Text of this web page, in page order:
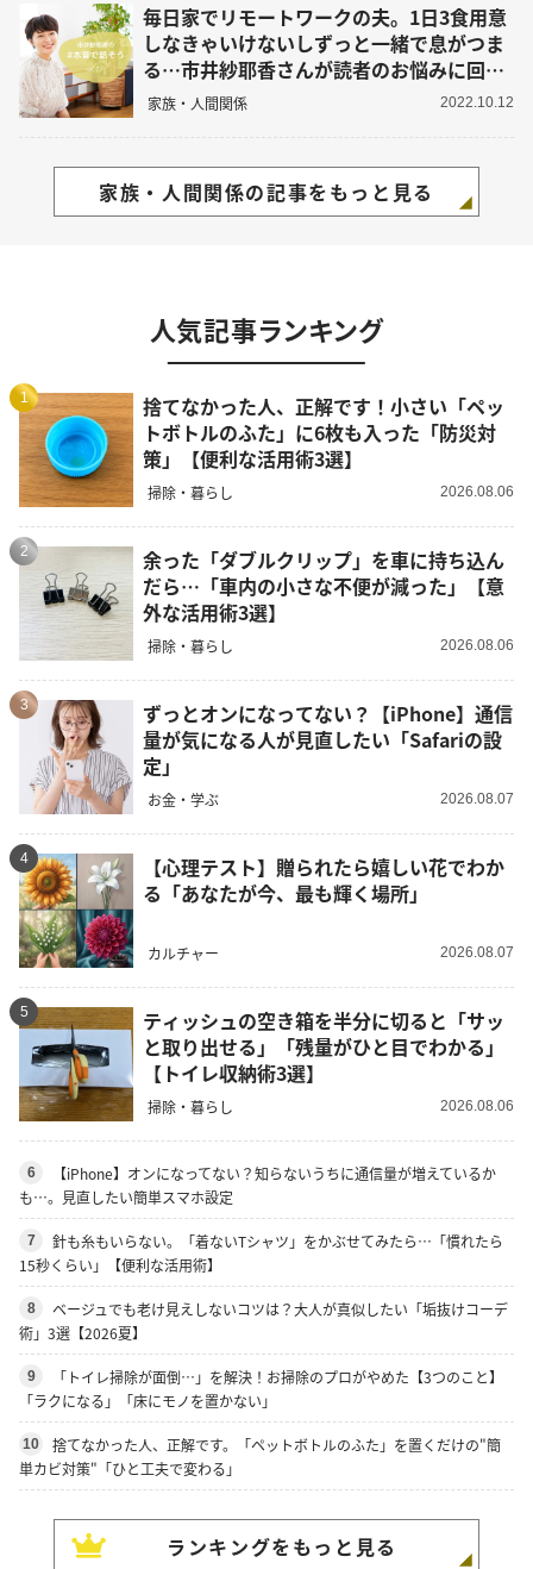
毎日家でリモートワークの夫。1日3食用意
しなきゃいけないしずっと一緒で息がつま
る…市井紗耶香さんが読者のお悩みに回
答！
家族・人間関係 2022.10.12
家族・人間関係の記事をもっと見る
人気記事ランキング
1
捨てなかった人、正解です！小さい「ペッ
トボトルのふた」に6枚も入った「防災対
策」【便利な活用術3選】
掃除・暮らし 2026.08.06
2
余った「ダブルクリップ」を車に持ち込ん
だら…「車内の小さな不便が減った」【意
外な活用術3選】
掃除・暮らし 2026.08.06
3
ずっとオンになってない？【iPhone】通信
量が気になる人が見直したい「Safariの設
定」
お金・学ぶ 2026.08.07
4
【心理テスト】贈られたら嬉しい花でわか
る「あなたが今、最も輝く場所」
カルチャー 2026.08.07
5
ティッシュの空き箱を半分に切ると「サッ
と取り出せる」「残量がひと目でわかる」
【トイレ収納術3選】
掃除・暮らし 2026.08.06
6
【iPhone】オンになってない？知らないうちに通信量が増えているか
も…。見直したい簡単スマホ設定
7
針も糸もいらない。「着ないTシャツ」をかぶせてみたら…「慣れたら
15秒くらい」【便利な活用術】
8
ベージュでも老け見えしないコツは？大人が真似したい「垢抜けコーデ
術」3選【2026夏】
9
「トイレ掃除が面倒…」を解決！お掃除のプロがやめた【3つのこと】
「ラクになる」「床にモノを置かない」
10
捨てなかった人、正解です。「ペットボトルのふた」を置くだけの"簡
単カビ対策"「ひと工夫で変わる」
ランキングをもっと見る